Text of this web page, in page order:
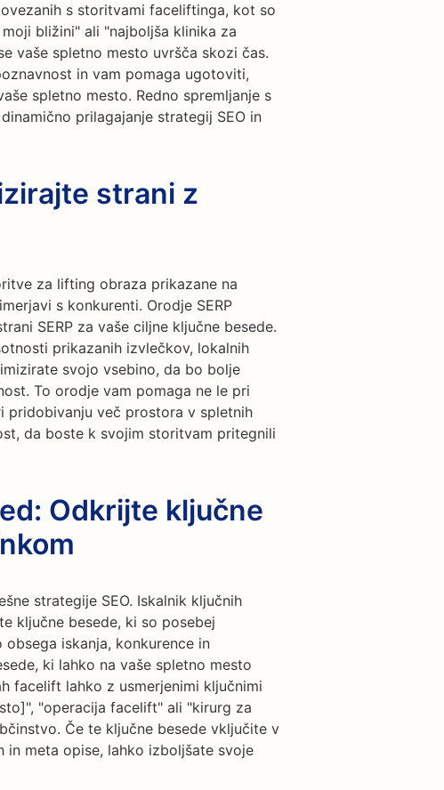
s storitvami faceliftinga, kot so
bližini" ali "najboljša klinika za
vaše spletno mesto uvršča skozi čas.
in vam pomaga ugotoviti,
spletno mesto. Redno spremljanje s
prilagajanje strategij SEO in
strani z
za lifting obraza prikazane na
s konkurenti. Orodje SERP
SERP za vaše ciljne ključne besede.
prikazanih izvlečkov, lokalnih
svojo vsebino, da bo bolje
To orodje vam pomaga ne le pri
pridobivanju več prostora v spletnih
da boste k svojim storitvam pritegnili
Odkrijte ključne
strategije SEO. Iskalnik ključnih
ključne besede, ki so posebej
iskanja, konkurence in
ki lahko na vaše spletno mesto
facelift lahko z usmerjenimi ključnimi
"operacija facelift" ali "kirurg za
Če te ključne besede vključite v
in meta opise, lahko izboljšate svoje